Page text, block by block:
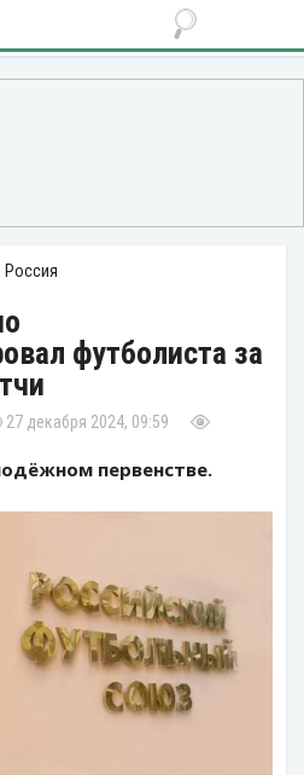
Россия
футболиста за
27 декабря 2024, 09:59
первенстве.